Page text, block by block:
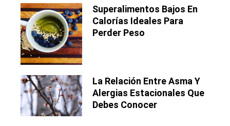
Superalimentos Bajos En
Calorías Ideales Para
Perder Peso
La Relación Entre Asma Y
Alergias Estacionales Que
Debes Conocer